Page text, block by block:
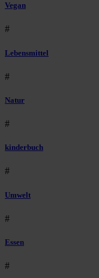
Vegan
#
Lebensmittel
#
Natur
#
kinderbuch
#
Umwelt
#
Essen
#